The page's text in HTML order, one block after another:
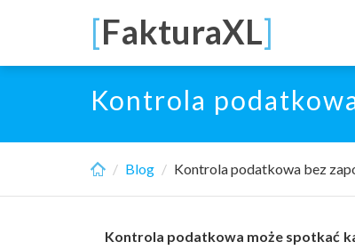
main
[FakturaXL]
Kontrola
Blog Kontrola podatkowa bez
Kontrola podatkowa może spotkać